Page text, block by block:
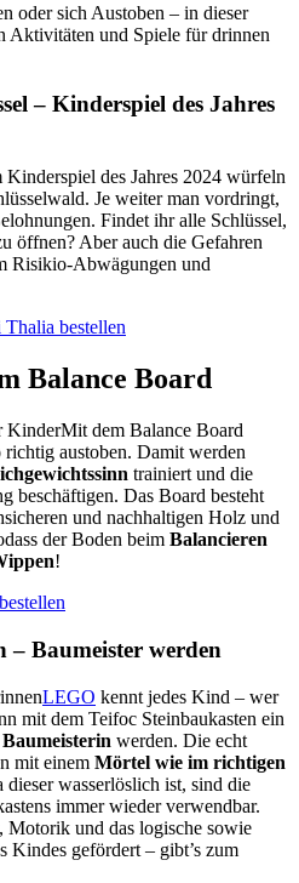
oder sich Austoben – in dieser
Aktivitäten und Spiele für drinnen
– Kinderspiel des Jahres
Kinderspiel des Jahres 2024 würfeln
Je weiter man vordringt,
Findet ihr alle Schlüssel,
öffnen? Aber auch die Gefahren
Risikio-Abwägungen und
Thalia bestellen
Balance Board
Mit dem Balance Board
austoben. Damit werden
trainiert und die
beschäftigen. Das Board besteht
und nachhaltigen Holz und
der Boden beim Balancieren
!
– Baumeister werden
LEGO kennt jedes Kind – wer
mit dem Teifoc Steinbaukasten ein
werden. Die echt
mit einem Mörtel wie im richtigen
dieser wasserlöslich ist, sind die
immer wieder verwendbar.
und das logische sowie
Kindes gefördert – gibt’s zum